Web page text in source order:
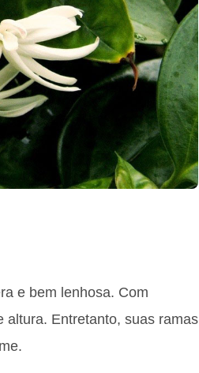
e bem lenhosa. Com
altura. Entretanto, suas ramas